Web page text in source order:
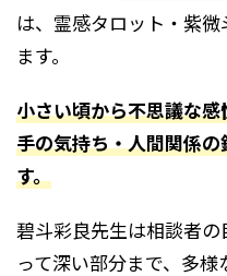
は、霊感タロット・紫
ます。
小さい頃から不思議な
手の気持ち・人間関係
す。
碧斗彩良先生は相談者
って深い部分まで、多様